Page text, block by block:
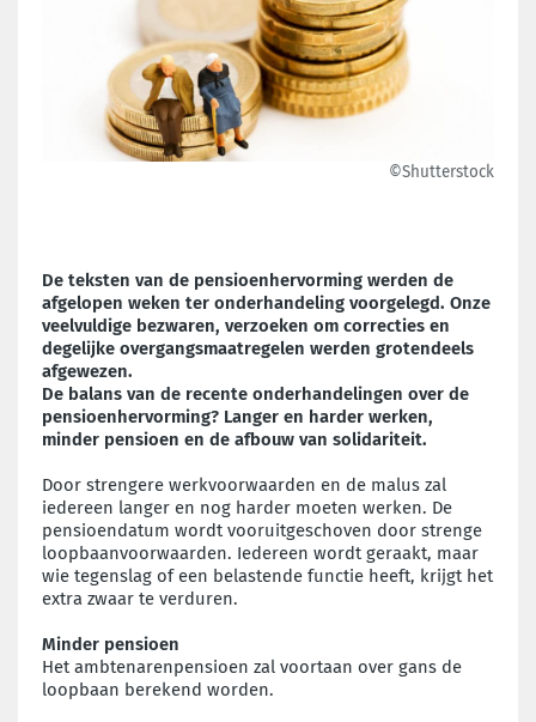
©Shutterstock
De teksten van de pensioenhervorming werden de
afgelopen weken ter onderhandeling voorgelegd. Onze
veelvuldige bezwaren, verzoeken om correcties en
degelijke overgangsmaatregelen werden grotendeels
afgewezen.
De balans van de recente onderhandelingen over de
pensioenhervorming? Langer en harder werken,
minder pensioen en de afbouw van solidariteit.
Door strengere werkvoorwaarden en de malus zal
iedereen langer en nog harder moeten werken. De
pensioendatum wordt vooruitgeschoven door strenge
loopbaanvoorwaarden. Iedereen wordt geraakt, maar
wie tegenslag of een belastende functie heeft, krijgt het
extra zwaar te verduren.
Minder pensioen
Het ambtenarenpensioen zal voortaan over gans de
loopbaan berekend worden.